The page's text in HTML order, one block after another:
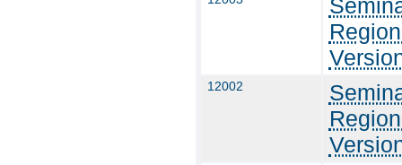
12002